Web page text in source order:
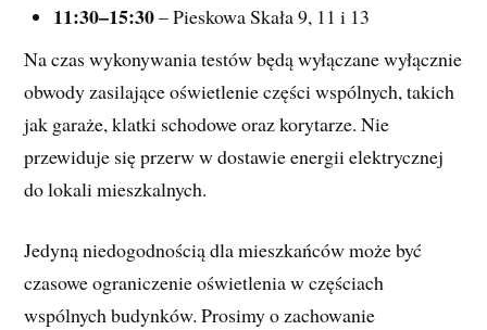
11:30–15:30 – Pieskowa Skała 9, 11 i 13
Na czas wykonywania testów będą wyłączane wyłącznie
obwody zasilające oświetlenie części wspólnych, takich
jak garaże, klatki schodowe oraz korytarze. Nie
przewiduje się przerw w dostawie energii elektrycznej
do lokali mieszkalnych.
Jedyną niedogodnością dla mieszkańców może być
czasowe ograniczenie oświetlenia w częściach
wspólnych budynków. Prosimy o zachowanie